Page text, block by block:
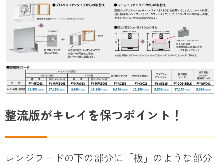
整流版がキレイを保つポイント！
レンジフードの下の部分に「板」のような部分